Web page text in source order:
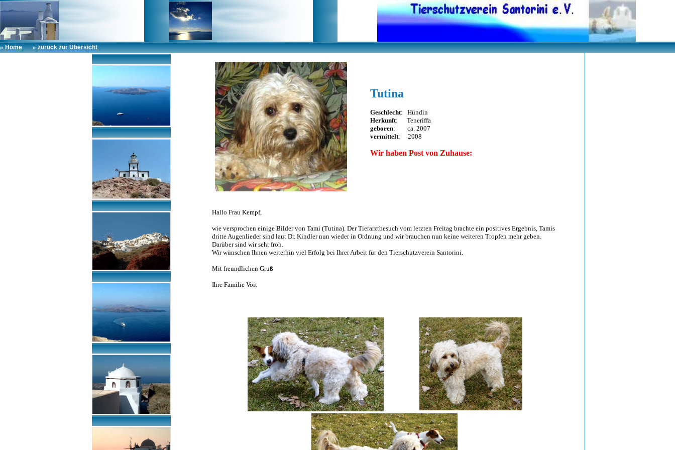
» Home »zurück zur Übersicht
Tutina
Geschlecht: Hündin
Herkunft: Teneriffa
geboren: ca. 2007
vermittelt: 2008
Wir haben Post von Zuhause:
Hallo Frau Kempf,
wie versprochen einige Bilder von Tami (Tutina). Der Tierarztbesuch vom letzten Freitag brachte ein positives Ergebnis, Tamis
dritte Augenlieder sind laut Dr. Kindler nun wieder in Ordnung und wir brauchen nun keine weiteren Tropfen mehr geben.
Darüber sind wir sehr froh.
Wir wünschen Ihnen weiterhin viel Erfolg bei Ihrer Arbeit für den Tierschutzverein Santorini.
Mit freundlichen Gruß
Ihre Familie Voit